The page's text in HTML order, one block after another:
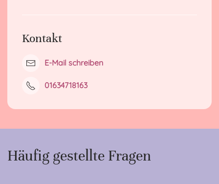
Kontakt
E-Mail schreiben
01634718163
Häufig gestellte Fragen